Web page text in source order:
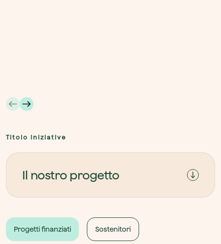
Titolo iniziative
Il nostro progetto
Progetti finanziati Sostenitori